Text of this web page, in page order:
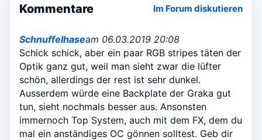
Kommentare Im Forum diskutieren
Schnuffelhaseam 06.03.2019 20:08
Schick schick, aber ein paar RGB stripes täten der
Optik ganz gut, weil man sieht zwar die lüfter
schön, allerdings der rest ist sehr dunkel.
Ausserdem würde eine Backplate der Graka gut
tun, sieht nochmals besser aus. Ansonsten
immernoch Top System, auch mit dem FX, dem du
mal ein anständiges OC gönnen solltest. Geb dir